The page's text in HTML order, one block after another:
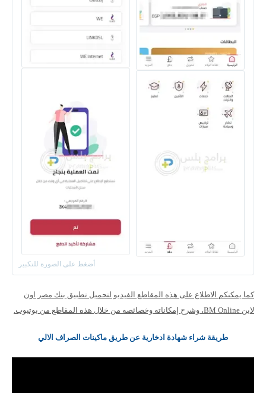
كما يمكنكم الاطلاع على هذه المقاطع الفيديو لتحميل تطبيق بنك مصر اون
لاين BM Online، وشرح إمكاناته وخصائصه من خلال هذه المقاطع من يوتيوب.
طريقة شراء شهادة ادخارية عن طريق ماكينات الصراف الالي